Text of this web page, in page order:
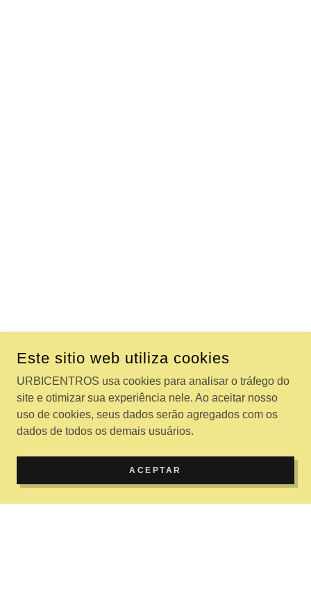
Este sitio web utiliza cookies
URBICENTROS usa cookies para analisar o tráfego do
site e otimizar sua experiência nele. Ao aceitar nosso
uso de cookies, seus dados serão agregados com os
dados de todos os demais usuários.
ACEPTAR